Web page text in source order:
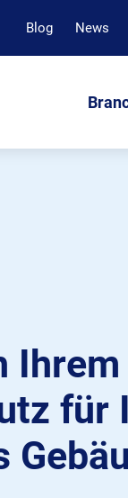
Blog News
für